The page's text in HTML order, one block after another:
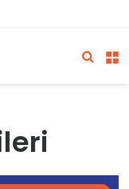
Kadara Takılır?